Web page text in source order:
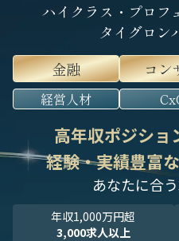
ハイクラス・プロフ
タイグロン
金融
コン
経営人材
高年収ポジショ
経験・実績豊富
あなたに合
年収1,000万円超
3,000求人以上